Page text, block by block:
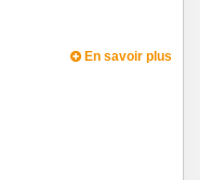
En savoir plus